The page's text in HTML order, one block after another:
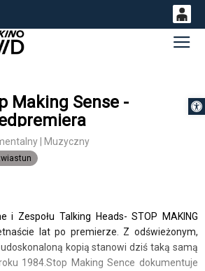
Making Sense -
| Muzyczny
i Zespołu Talking Heads- STOP MAKING
lat po premierze. Z odświeżonym,
kopią stanowi dziś taką samą
1984.Stop Making Sence dokumentuje